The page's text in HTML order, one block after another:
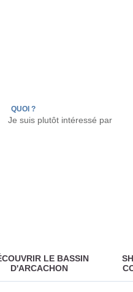
QUOI ?
LE BASSIN
D'ARCACHON